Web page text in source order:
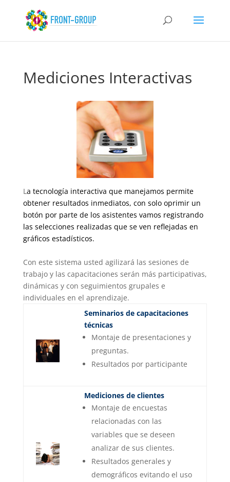
Mediciones Interactivas
La tecnología interactiva que manejamos permite
obtener resultados inmediatos, con solo oprimir un
botón por parte de los asistentes vamos registrando
las selecciones realizadas que se ven reflejadas en
gráficos estadísticos.
Con este sistema usted agilizará las sesiones de
trabajo y las capacitaciones serán más participativas,
dinámicas y con seguimientos grupales e
individuales en el aprendizaje.
Seminarios de capacitaciones
técnicas
Montaje de presentaciones y
preguntas.
Resultados por participante
Mediciones de clientes
Montaje de encuestas
relacionadas con las
variables que se deseen
analizar de sus clientes.
Resultados generales y
demográficos evitando el uso